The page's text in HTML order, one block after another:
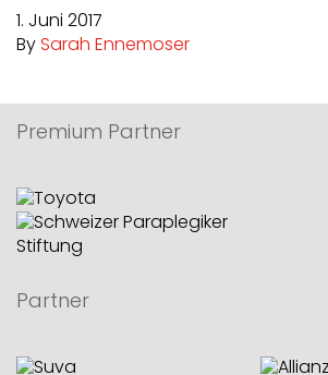
1. Juni 2017
By Sarah Ennemoser
Premium Partner
Partner